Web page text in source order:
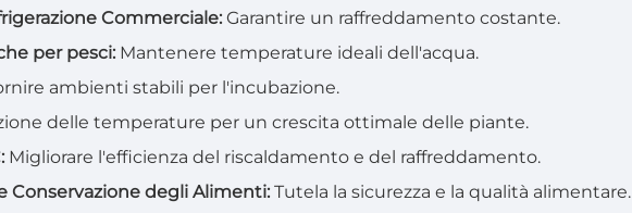
Commerciale: Garantire un raffreddamento costante.
per pesci: Mantenere temperature ideali dell'acqua.
ambienti stabili per l'incubazione.
delle temperature per un crescita ottimale delle piante.
Migliorare l'efficienza del riscaldamento e del raffreddamento.
Conservazione degli Alimenti: Tutela la sicurezza e la qualità alimentare.